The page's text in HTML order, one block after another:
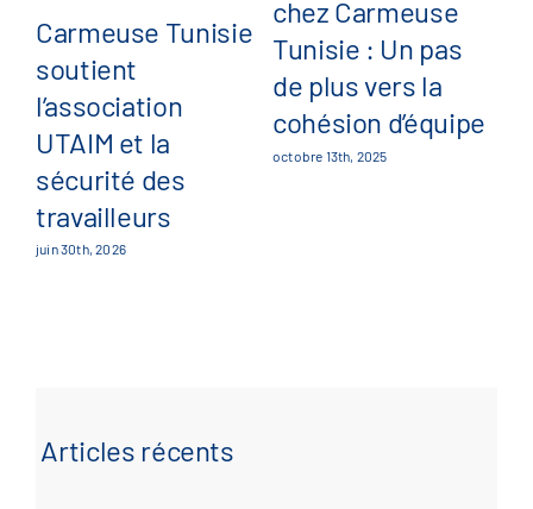
Carmeuse Tunisie
soutient
l’association
UTAIM et la
sécurité des
travailleurs
juin 30th, 2026
chez Carmeuse
Tunisie : Un pas
de plus vers la
cohésion d’équipe
octobre 13th, 2025
Articles récents